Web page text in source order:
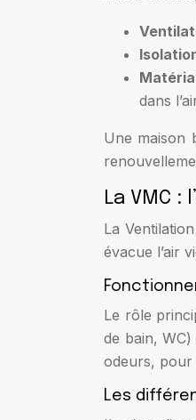
dans
Une maison
La VMC :
La
évacue l’air
Le rôle
de bain,
odeurs, pour
Les